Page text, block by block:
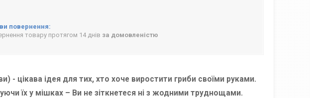
товару протягом 14 днів за домовленістю
- цікава ідея для тих, хто хоче виростити гриби своїми руками.
їх у мішках – Ви не зіткнетеся ні з жодними труднощами.